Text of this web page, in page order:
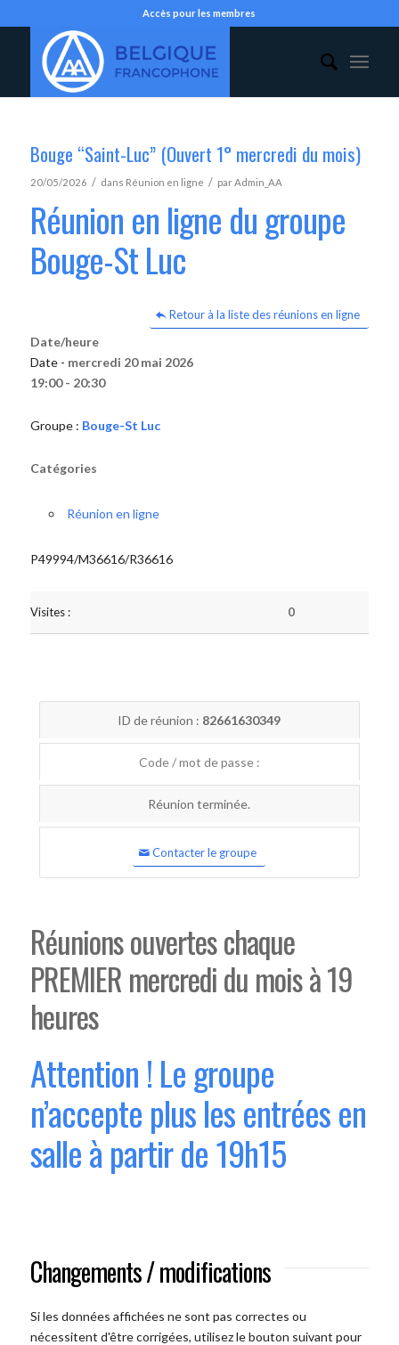
Accès pour les membres
Bouge “Saint-Luc” (Ouvert 1° mercredi du mois)
20/05/2026 / dans Réunion en ligne / parAdmin_AA
Réunion en ligne du groupe
Bouge-St Luc
Retour à la liste des réunions en ligne
Date/heure
Date - mercredi 20 mai 2026
19:00 - 20:30
Groupe : Bouge-St Luc
Catégories
Réunion en ligne
P49994/M36616/R36616
Visites : 0
ID de réunion : 82661630349
Code / mot de passe :
Réunion terminée.
Contacter le groupe
Réunions ouvertes chaque
PREMIER mercredi du mois à 19
heures
Attention ! Le groupe
n’accepte plus les entrées en
salle à partir de 19h15
Changements / modifications
Si les données affichées ne sont pas correctes ou
nécessitent d'être corrigées, utilisez le bouton suivant pour